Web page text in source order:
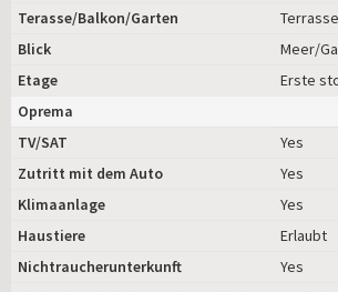
Terasse/Balkon/Garten
Terrasse
Blick
Meer/
Etage
Erste
Oprema
TV/SAT
Yes
Zutritt mit dem Auto
Yes
Klimaanlage
Yes
Haustiere
Erlaubt
Nichtraucherunterkunft
Yes